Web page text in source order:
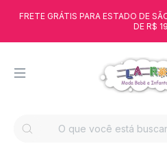
FRETE GRÁTIS PARA ESTADO DE
DE R$